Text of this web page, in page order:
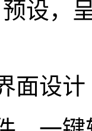
，呈
设计